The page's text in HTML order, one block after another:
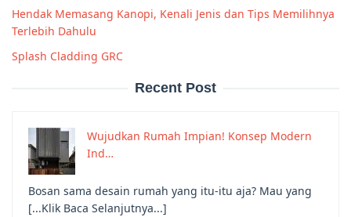
Hendak Memasang Kanopi, Kenali Jenis dan Tips Memilihnya
Terlebih Dahulu
Splash Cladding GRC
Recent Post
Wujudkan Rumah Impian! Konsep Modern
Ind…
Bosan sama desain rumah yang itu-itu aja? Mau yang
[...Klik Baca Selanjutnya...]